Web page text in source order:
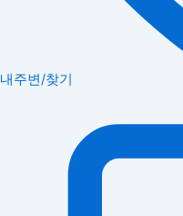
내주변/찾기